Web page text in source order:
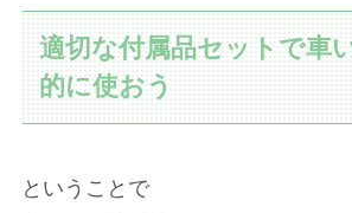
適切な付属品セットで車
的に使おう
ということで